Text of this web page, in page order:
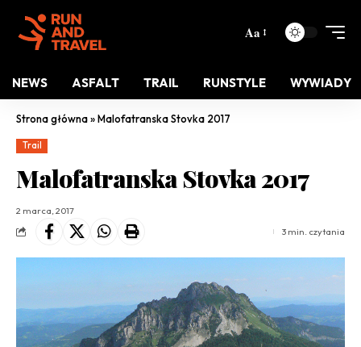
Aa
NEWS ASFALT TRAIL RUNSTYLE WYWIADY
Strona główna»Malofatranska Stovka 2017
Trail
Malofatranska Stovka 2017
2 marca, 2017
3 min. czytania